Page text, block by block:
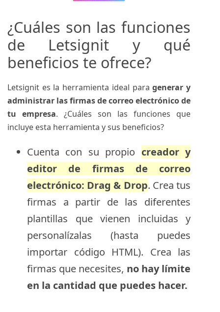
¿Cuáles son las funciones
de Letsignit y qué
beneficios te ofrece?
Letsignit es la herramienta ideal paragenerar y
administrar las firmas de correo electrónico de
tu empresa. ¿Cuáles son las funciones que
incluye esta herramienta y sus beneficios?
Cuenta con su propio creador y
editor de firmas de correo
electrónico: Drag & Drop. Crea tus
firmas a partir de las diferentes
plantillas que vienen incluidas y
personalízalas (hasta puedes
importar código HTML). Crea las
firmas que necesites, no hay límite
en la cantidad que puedes hacer.